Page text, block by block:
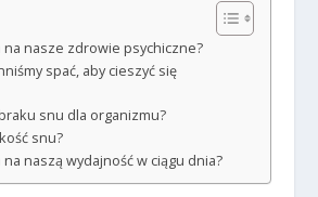
na nasze zdrowie psychiczne?
spać, aby cieszyć się
snu dla organizmu?
snu?
na naszą wydajność w ciągu dnia?